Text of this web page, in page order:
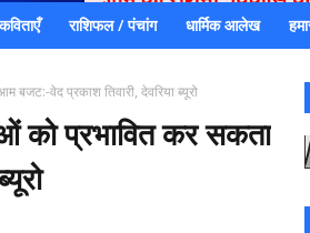
पत्रिका है जो पाठको के आपसी सहयोग के
कविताएँ राशिफल / पंचांग धार्मिक आलेख
बजट:-वेद प्रकाश तिवारी, देवरिया ब्यूरो
को प्रभावित कर सकता